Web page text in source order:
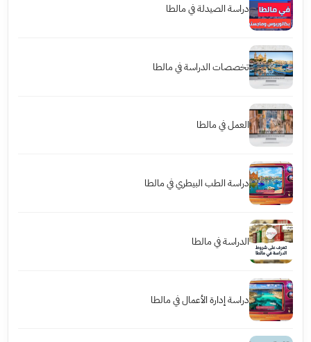
دراسة الصيدلة في مالطا
تخصصات الدراسة في مالطا
العمل في مالطا
دراسة الطب البيطري في مالطا
الدراسة في مالطا
دراسة إدارة الأعمال في مالطا